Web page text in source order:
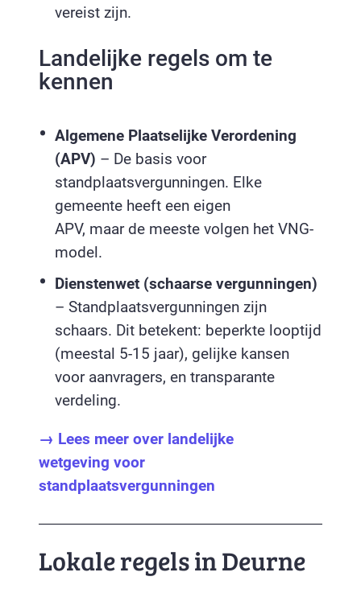
vereist zijn.
Landelijke regels om te
kennen
Algemene Plaatselijke Verordening
(APV) – De basis voor
standplaatsvergunningen. Elke
gemeente heeft een eigen
APV, maar de meeste volgen het VNG-
model.
Dienstenwet (schaarse vergunningen)
– Standplaatsvergunningen zijn
schaars. Dit betekent: beperkte looptijd
(meestal 5-15 jaar), gelijke kansen
voor aanvragers, en transparante
verdeling.
→ Lees meer over landelijke
wetgeving voor
standplaatsvergunningen
Lokale regels in Deurne